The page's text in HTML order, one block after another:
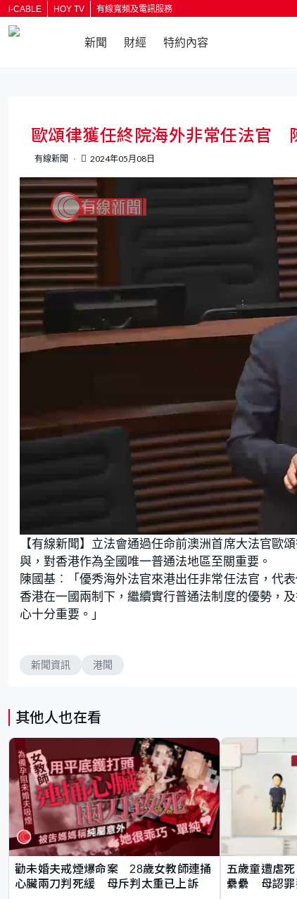
i-CABLE HOY TV 有線寬頻及電訊服務
新聞 財經 特約內容
歐頌律獲任終院海外非常任法官
有線新聞 2024年05月08日
n
m
u
t
e
o
a
d
e
d
:
6
4
.
2
9
【有線新聞】立法會通過任命前澳洲首席大法官歐
與，對香港作為全國唯一普通法地區至關重要。
陳國基︰「優秀海外法官來港出任非常任法官，代
香港在一國兩制下，繼續實行普通法制度的優勢，
心十分重要。」
新聞資訊 港聞
其他人也在看
勸未婚夫戒煙爆命案 28歲女教師連捅
心臟兩刀判死緩 母斥判太重已上訴
五歲童遭虐
纍纍 母認罪